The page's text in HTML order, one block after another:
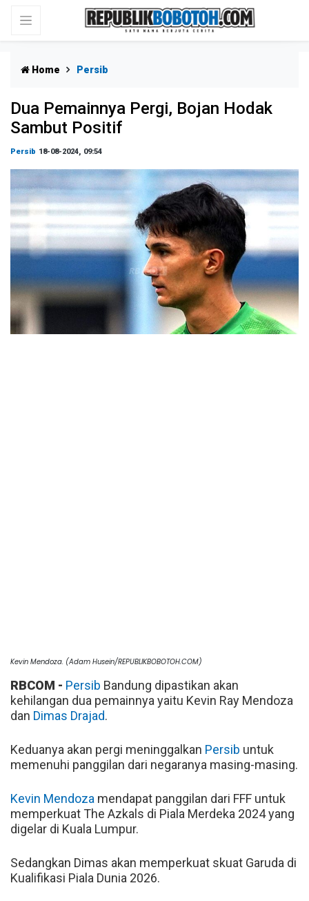
Home Persib
Dua Pemainnya Pergi, Bojan Hodak
Sambut Positif
Persib 18-08-2024, 09:54
Kevin Mendoza. (Adam Husein/REPUBLIKBOBOTOH.COM)
RBCOM - Persib Bandung dipastikan akan
kehilangan dua pemainnya yaitu Kevin Ray Mendoza
dan Dimas Drajad.
Keduanya akan pergi meninggalkan Persib untuk
memenuhi panggilan dari negaranya masing-masing.
Kevin Mendoza mendapat panggilan dari FFF untuk
memperkuat The Azkals di Piala Merdeka 2024 yang
digelar di Kuala Lumpur.
Sedangkan Dimas akan memperkuat skuat Garuda di
Kualifikasi Piala Dunia 2026.